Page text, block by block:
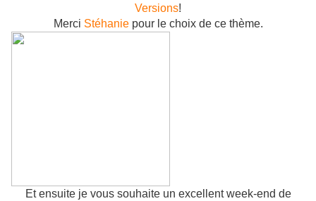
Versions!
Merci Stéhaniepour le choix de ce thème.
Et ensuite je vous souhaite un excellent week-end de